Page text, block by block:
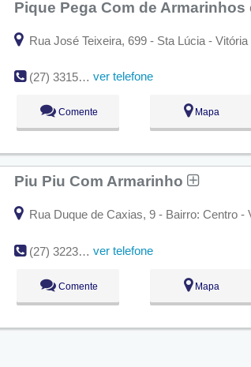
Pique Pega Com de
Rua José Teixeira, 699 - Sta Lúcia -
(27) 3315-4935 ver telefone
Comente Mapa
Piu Piu Com Armarinho
Rua Duque de Caxias, 9 - Bairro: Centro -
(27) 3223-8553 ver telefone
Comente Mapa